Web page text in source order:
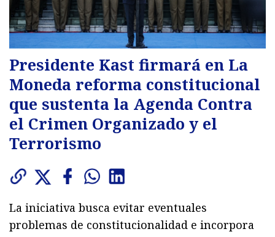
Presidente Kast firmará en La
Moneda reforma constitucional
que sustenta la Agenda Contra
el Crimen Organizado y el
Terrorismo
La iniciativa busca evitar eventuales
problemas de constitucionalidad e incorpora